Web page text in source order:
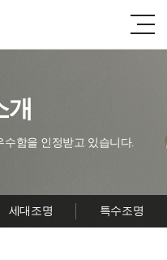
개
함을 인정받고 있습니다.
세대조명 특수조명